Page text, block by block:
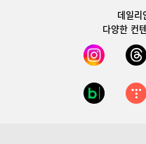
데일
다양한 컨